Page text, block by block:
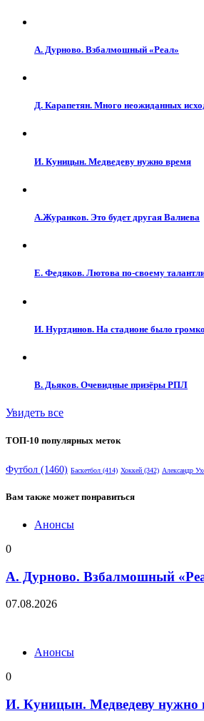
А. Дурново. Взбалмошный «Реал»
Д. Карапетян. Много неожиданных
И. Куницын. Медведеву нужно время
А.Журанков. Это будет другая Валиева
Е. Федяков. Лютова по-своему
И. Нуртдинов. На стадионе было громко
В. Дьяков. Очевидные призёры РПЛ
Увидеть все
ТОП-10 популярных меток
Футбол (1460) Баскетбол (414) Хоккей (342) Александр
Вам также может понравиться
Анонсы
0
А. Дурново. Взбалмошный
07.08.2026
Анонсы
0
И. Куницын. Медведеву нужно